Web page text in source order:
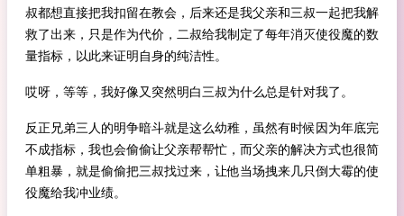
叔都想直接把我扣留在教会，后来还是我父亲和三叔一起把我解
救了出来，只是作为代价，二叔给我制定了每年消灭使役魔的数
量指标，以此来证明自身的纯洁性。
哎呀，等等，我好像又突然明白三叔为什么总是针对我了。
反正兄弟三人的明争暗斗就是这么幼稚，虽然有时候因为年底完
不成指标，我也会偷偷让父亲帮帮忙，而父亲的解决方式也很简
单粗暴，就是偷偷把三叔找过来，让他当场拽来几只倒大霉的使
役魔给我冲业绩。